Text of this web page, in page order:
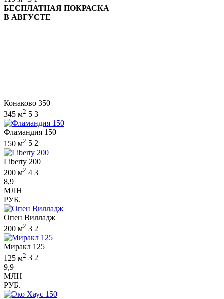
БЕСПЛАТНАЯ ПОКРАСКА
В АВГУСТЕ
Конаково 350
345 м2 5 3
Фламандия 150
150 м2 5 2
Liberty 200
200 м2 4 3
8,9
МЛН
РУБ.
Опен Вилладж
200 м2 3 2
Миракл 125
125 м2 3 2
9,9
МЛН
РУБ.